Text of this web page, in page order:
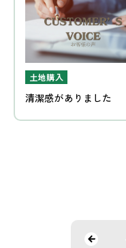
土地購入
清潔感がありました